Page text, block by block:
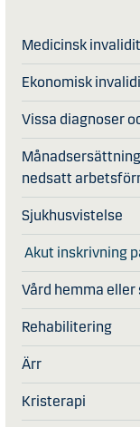
Medicinsk
Ekonomisk
Vissa diagnoser
nedsatt
Sjukhusvistelse
Akut inskrivning
Vård hemma
Rehabilitering
Ärr
Kristerapi